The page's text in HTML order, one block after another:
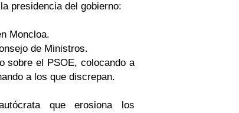
presidencia del gobierno:
Moncloa.
de Ministros.
sobre el PSOE, colocando a
a los que discrepan.
que erosiona los